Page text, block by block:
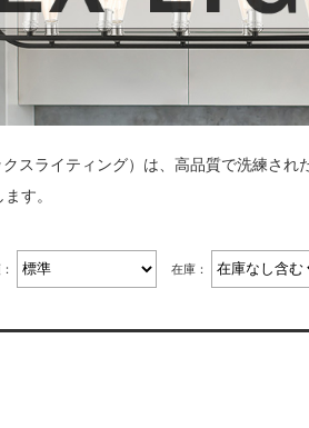
スライティング）は、高品質で洗練さ
す。
在庫：